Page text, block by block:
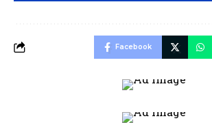
Facebook